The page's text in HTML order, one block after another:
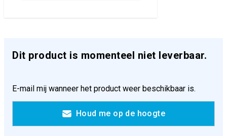
Dit product is momenteel niet leverbaar.
E-mail mij wanneer het product weer beschikbaar is.
Houd me op de hoogte